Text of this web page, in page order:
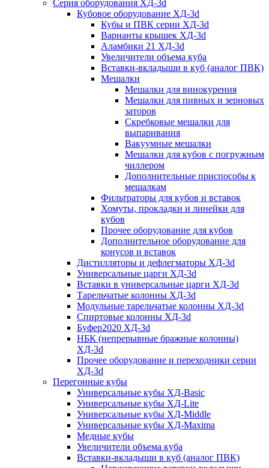
Серия оборудования ХД-3d
Кубовое оборудование ХД-3d
Кубы и ПВК серии ХД-3d
Варианты крышек ХД-3d
Аламбики 21 ХД-3d
Увеличители объема куба
Вставки-вкладыши в куб (аналог ПВК)
Мешалки
Мешалки для винокурения
Мешалки для пивных и зерновых
заторов
Скребковые мешалки для
выпаривания
Вакуумные мешалки
Мешалки для кубов с погружным
чиллером
Дополнительные приспособы к
мешалкам
Фильтраторы для кубов и вставок
Хомуты, прокладки и линейки для
кубов
Прочее оборудование для кубов
Дополнительное оборудование для
конусов и вставок
Дистилляторы и дефлегматоры ХД-3d
Универсальные царги ХД-3d
Вставки в универсальные царги ХД-3d
Тарельчатые колонны ХД-3d
Модульные тарельчатые колонны ХД-3d
Спиртовые колонны ХД-3d
Буфер2020 ХД-3d
НБК (непрерывные бражные колонны)
ХД-3d
Прочее оборудование и переходники серии
ХД-3d
Перегонные кубы
Универсальные кубы ХД-Basic
Универсальные кубы ХД-Lite
Универсальные кубы ХД-Middle
Универсальные кубы ХД-Maxima
Медные кубы
Увеличители объема куба
Вставки-вкладыши в куб (аналог ПВК)